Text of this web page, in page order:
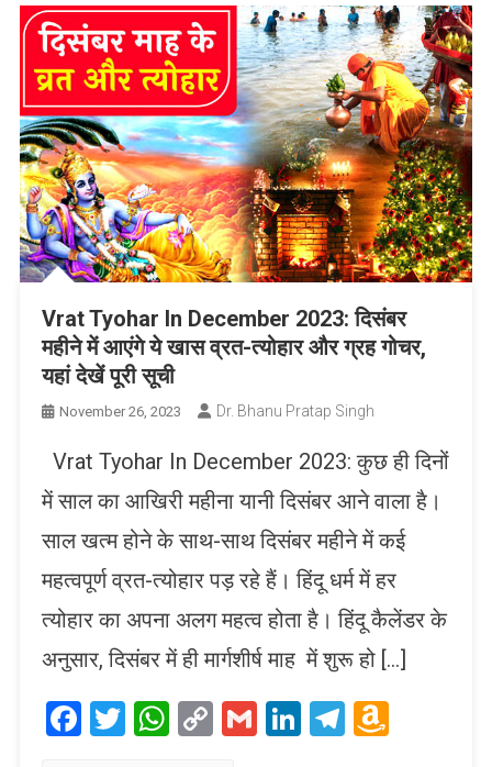
Vrat Tyohar In December 2023: दिसंबर
महीने में आएंगे ये खास व्रत-त्योहार और ग्रह गोचर,
यहां देखें पूरी सूची
November 26, 2023 Dr. Bhanu Pratap Singh
Vrat Tyohar In December 2023: कुछ ही दिनों
में साल का आखिरी महीना यानी दिसंबर आने वाला है।
साल खत्म होने के साथ-साथ दिसंबर महीने में कई
महत्वपूर्ण व्रत-त्योहार पड़ रहे हैं। हिंदू धर्म में हर
त्योहार का अपना अलग महत्व होता है। हिंदू कैलेंडर के
अनुसार, दिसंबर में ही मार्गशीर्ष माह में शुरू हो […]
Facebook
Twitter
WhatsApp
CopyGmailLinkedIn
Telegram